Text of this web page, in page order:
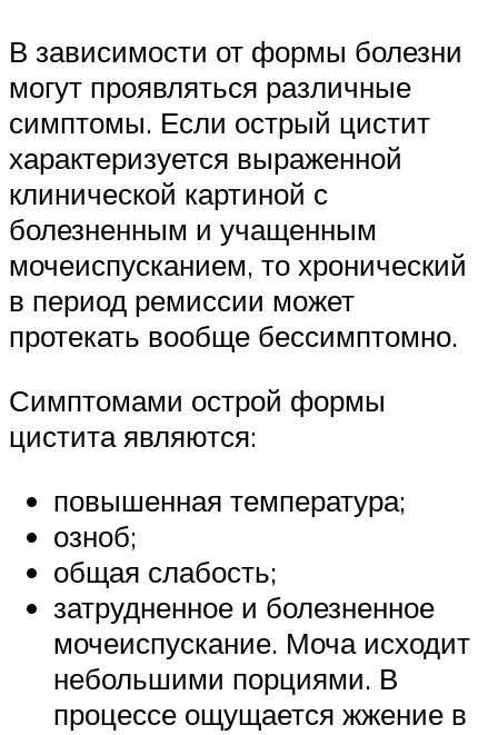
В зависимости от формы болезни
могут проявляться различные
симптомы. Если острый цистит
характеризуется выраженной
клинической картиной с
болезненным и учащенным
мочеиспусканием, то хронический
в период ремиссии может
протекать вообще бессимптомно.
Симптомами острой формы
цистита являются:
повышенная температура;
озноб;
общая слабость;
затрудненное и болезненное
мочеиспускание. Моча исходит
небольшими порциями. В
процессе ощущается жжение в